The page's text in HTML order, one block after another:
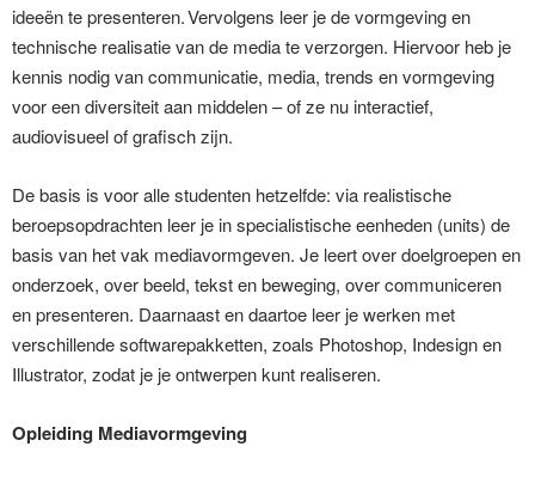
ideeën te presenteren. Vervolgens leer je de vormgeving en
technische realisatie van de media te verzorgen. Hiervoor heb je
kennis nodig van communicatie, media, trends en vormgeving
voor een diversiteit aan middelen – of ze nu interactief,
audiovisueel of grafisch zijn.
De basis is voor alle studenten hetzelfde: via realistische
beroepsopdrachten leer je in specialistische eenheden (units) de
basis van het vak mediavormgeven. Je leert over doelgroepen en
onderzoek, over beeld, tekst en beweging, over communiceren
en presenteren. Daarnaast en daartoe leer je werken met
verschillende softwarepakketten, zoals Photoshop, Indesign en
Illustrator, zodat je je ontwerpen kunt realiseren.
Opleiding Mediavormgeving